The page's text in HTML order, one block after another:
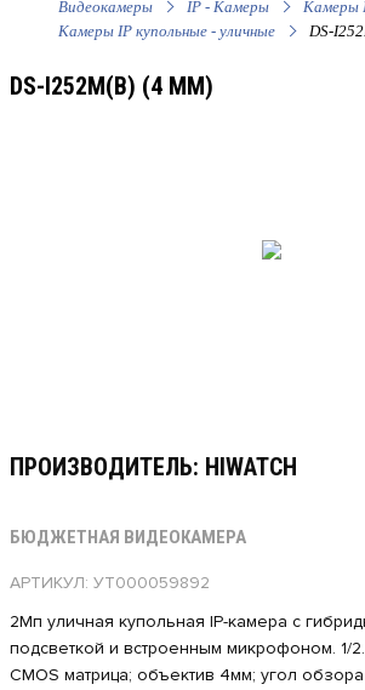
Видеокамеры
IP - Камеры
Камеры
Камеры IP купольные - уличные
DS-
DS-I252M(B) (4 MM)
ПРОИЗВОДИТЕЛЬ: HIWATCH
БЮДЖЕТНАЯ ВИДЕОКАМЕРА
АРТИКУЛ: УТ000059892
2Мп уличная купольная IP-камера с
подсветкой и встроенным микрофоном. 1/
CMOS матрица; объектив 4мм; угол